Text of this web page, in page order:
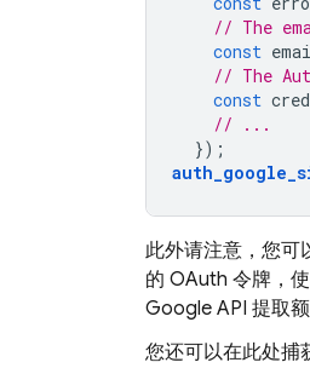
// The
const
// The
const
// ...
});
此外请注意，您可
的 OAuth 令牌，
Google API 提取额
您还可以在此处捕